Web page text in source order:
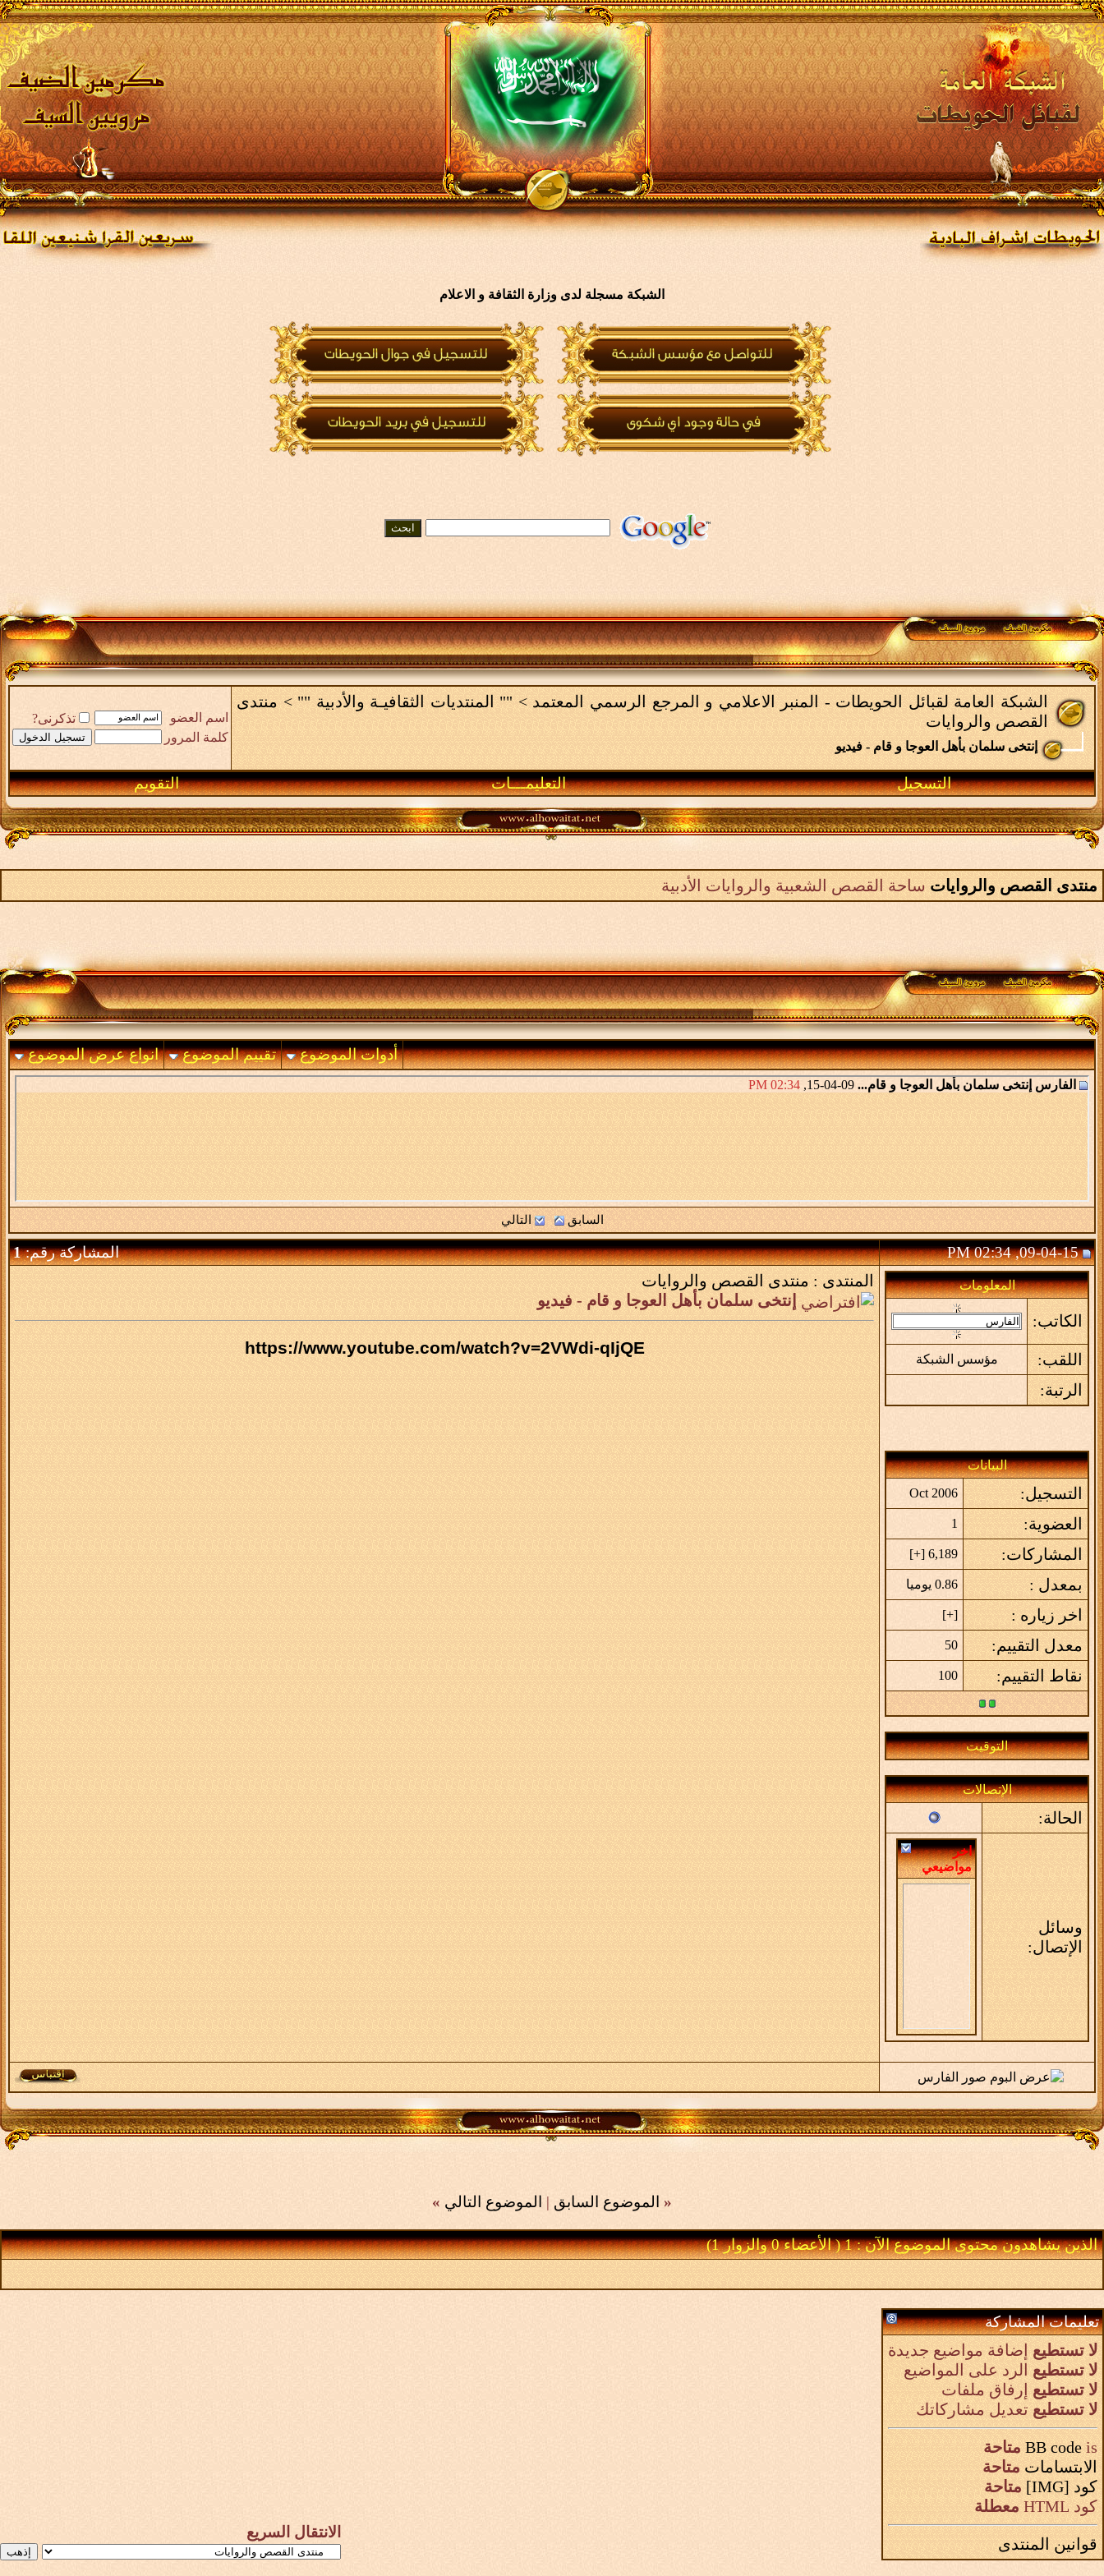
الشبكة مسجلة لدى وزارة الثقافة و الاعلام
الشبكة العامة لقبائل الحويطات - المنبر الاعلامي و المرجع الرسمي المعتمد > "" المنتديات الثقافيـة والأدبية "" > منتدى
القصص والروايات
إنتخى سلمان بأهل العوجا و قام - فيديو
اسم العضو
تذكرنى?
كلمة المرور
التسجيل التعليمـــات التقويم
منتدى القصص والروايات ساحة القصص الشعبية والروايات الأدبية
أدوات الموضوع تقييم الموضوع انواع عرض الموضوع
الفارس إنتخى سلمان بأهل العوجا و قام... 02:34 PM
السابق التالي
09-04-15, 02:34 PM المشاركة رقم:1
المعلومات
الكاتب:
اللقب: مؤسس الشبكة
الرتبة:
البيانات
التسجيل: Oct 2006
العضوية: 1
المشاركات: 6,189 [
+
]
بمعدل : 0.86 يوميا
اخر زياره : [
+
]
معدل التقييم: 50
نقاط التقييم: 100
التوقيت
الإتصالات
الحالة:
وسائل
الإتصال:
اخر
مواضيعي
المنتدى : منتدى القصص والروايات
إنتخى سلمان بأهل العوجا و قام - فيديو
https://www.youtube.com/watch?v=2VWdi-qIjQE
« الموضوع السابق | الموضوع التالي »
الذين يشاهدون محتوى الموضوع الآن : 1 ( الأعضاء 0 والزوار 1)
تعليمات المشاركة
لا تستطيع إضافة مواضيع جديدة
لا تستطيع الرد على المواضيع
لا تستطيع إرفاق ملفات
لا تستطيع تعديل مشاركاتك
BB code is
متاحة
الابتسامات متاحة
كود [IMG]
متاحة
كود HTML
معطلة
قوانين المنتدى
الانتقال السريع